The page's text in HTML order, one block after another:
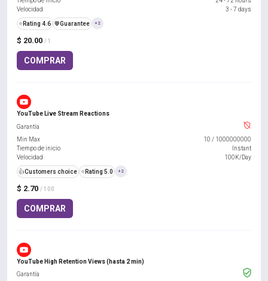
$ 20.00 / 1
COMPRAR
Velocidad
3 - 7 days
⭐ Rating 4.6 ️🛡️Guarantee +2
YouTube Live Stream Reactions
$ 2.70 / 100
COMPRAR
Garantía
Min Max
10 / 1000000000
Tiempo de inicio
Instant
Velocidad
100K/Day
👍Customers choice ⭐ Rating 5.0 +2
YouTube High Retention Views (hasta 2 min)
Garantía